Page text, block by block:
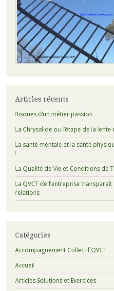
Articles récents
Risques d’un métier passion
La Chrysalide ou l’étape de la
La santé mentale et la santé
!
La Qualité de Vie et Conditions de
La QVCT de l’entreprise
relations
Catégories
Accompagnement Collectif QVCT
Accueil
Articles Solutions et Exercices